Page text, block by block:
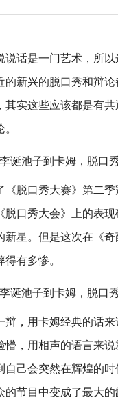
说话是一门艺术，所
的新兴的脱口秀和辩
其实这些应该都是有
《脱口秀大赛》第二
脱口秀大会》上的表
新星。但是这次在《
有多惨。
辩，用卡姆经典的话
懵，用相声的语言来
自己会突然在辉煌的
节目中变成了最大的